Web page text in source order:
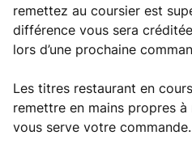
remettez au coursier est
différence vous sera
lors d’une prochaine
Les titres restaurant en
remettre en mains propres
vous serve votre commande.